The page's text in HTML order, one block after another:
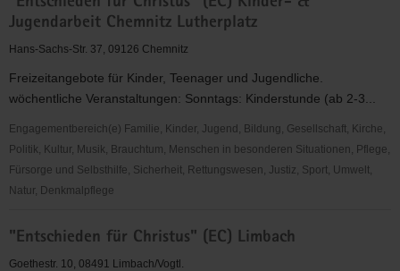
für
Christus"
(EC)
&
Jugendarbeit
Chemnitz
Ebersdorf
Jugendarbeit Chemnitz Lutherplatz
Hans-Sachs-Str. 37, 09126 Chemnitz
Freizeitangebote für Kinder, Teenager und Jugendliche.
wöchentliche Veranstaltungen: Sonntags: Kinderstunde (ab 2-3...
Engagementbereich(e) Familie, Kinder, Jugend, Bildung, Gesellschaft, Kirche,
Politik, Kultur, Musik, Brauchtum, Menschen in besonderen Situationen, Pflege,
Fürsorge und Selbsthilfe, Sicherheit, Rettungswesen, Justiz, Sport, Umwelt,
Natur, Denkmalpflege
für
Christus"
"Entschieden für Christus" (EC) Limbach
Goethestr. 10, 08491 Limbach/Vogtl.